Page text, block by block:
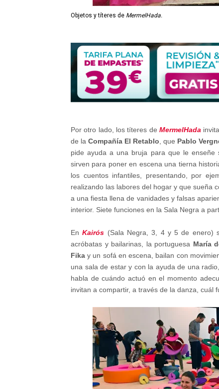
Objetos y títeres de MermelHada.
Por otro lado, los títeres de MermelHada
de la Compañía El Retablo , que Pablo
pide ayuda a una bruja para que le enseñe
sirven para poner en escena una tierna
los cuentos infantiles, presentando, por
realizando las labores del hogar y que sueña
a una fiesta llena de vanidades y falsas
interior. Siete funciones en la Sala Negra a
EnKairós (Sala Negra, 3, 4 y 5 de enero)
acróbatas y bailarinas, la portuguesa María
Fika y un sofá en escena, bailan con
una sala de estar y con la ayuda de una
habla de cuándo actuó en el momento
invitan a compartir, a través de la danza, cuál